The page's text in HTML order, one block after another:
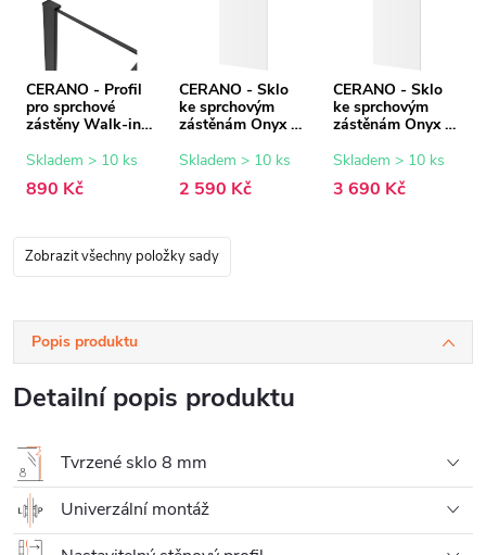
CERANO - Profil
pro sprchové
zástěny Walk-in
černá matná - 15
Skladem > 10 ks
890 Kč
CERANO - Sklo
ke sprchovým
zástěnám Onyx -
transparentní sklo
- 80x200 cm
Skladem > 10 ks
2 590 Kč
CERANO - Sklo
ke sprchovým
zástěnám Onyx -
transparentní sklo
- 120x200 cm
Skladem > 10 ks
3 690 Kč
Zobrazit všechny položky sady
Popis produktu
Detailní popis produktu
Tvrzené sklo 8 mm
Univerzální montáž